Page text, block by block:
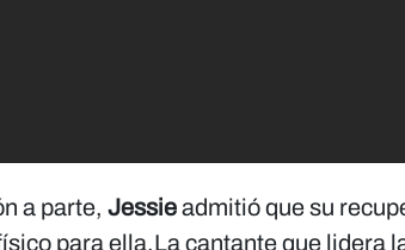
a parte, Jessieadmitió que su
para ella.La cantante que lidera